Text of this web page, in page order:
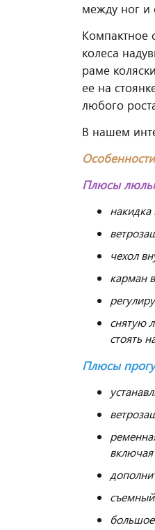
между ног и
Компактное
колеса
раме
ее на
любого
В нашем
Плюсы
накидка
чехол
карман
снятую
стоять
Плюсы
включая
большое